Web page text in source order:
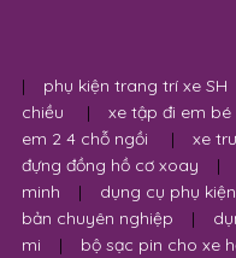
| phụ kiện trang trí xe SH
chiều
| xe tập đi em
em 2 4 chỗ ngồi
| xe
đựng đồng hồ cơ xoay
|
minh
| dụng cụ phụ
bản chuyên nghiệp
|
mi
| bộ sạc pin cho xe